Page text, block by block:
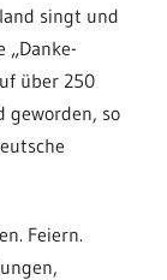
singt und
„Danke-
über 250
geworden, so
Feiern.